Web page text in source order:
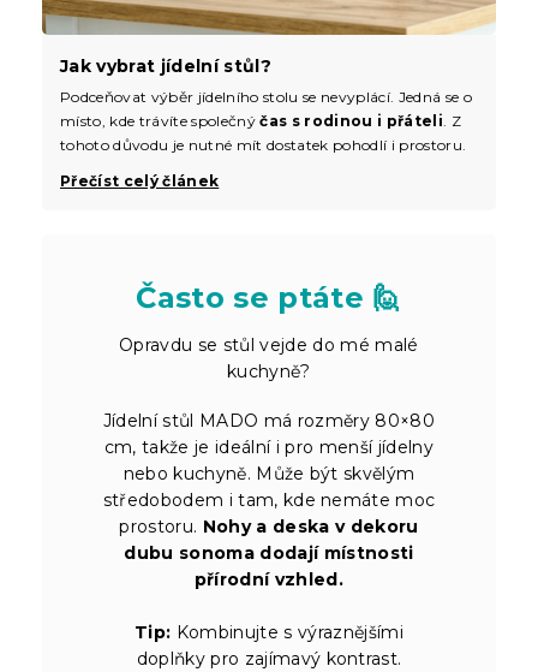
Jak vybrat jídelní stůl?
Podceňovat výběr jídelního stolu se nevyplácí. Jedná se o
místo, kde trávíte společnýčas s rodinou i přáteli . Z
tohoto důvodu je nutné mít dostatek pohodlí i prostoru.
Přečíst celý článek
Často se ptáte 🙋
Opravdu se stůl vejde do mé malé
kuchyně?
Jídelní stůl MADO má rozměry 80×80
cm, takže je ideální i pro menší jídelny
nebo kuchyně. Může být skvělým
středobodem i tam, kde nemáte moc
prostoru. Nohy a deska v dekoru
dubu sonoma dodají místnosti
přírodní vzhled.
Tip: Kombinujte s výraznějšími
doplňky pro zajímavý kontrast.